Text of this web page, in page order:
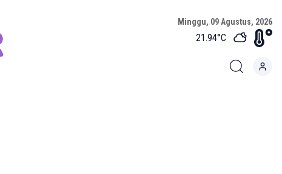
Minggu, 09 Agustus, 2026
21.94°C